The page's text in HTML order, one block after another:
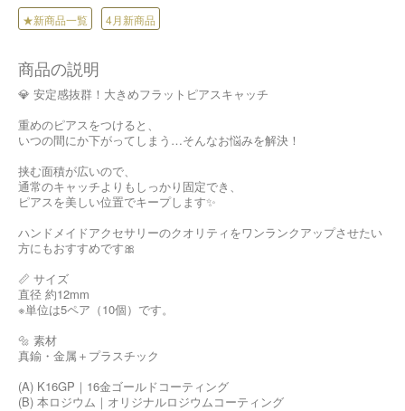
★新商品一覧 4月新商品
商品の説明
💎 安定感抜群！大きめフラットピアスキャッチ
重めのピアスをつけると、
いつの間にか下がってしまう…そんなお悩みを解決！
挟む面積が広いので、
通常のキャッチよりもしっかり固定でき、
ピアスを美しい位置でキープします✨
ハンドメイドアクセサリーのクオリティをワンランクアップさせたい
方にもおすすめです🎀
📏 サイズ
直径 約12mm
※単位は5ペア（10個）です。
🔩 素材
真鍮・金属＋プラスチック
(A) K16GP｜16金ゴールドコーティング
(B) 本ロジウム｜オリジナルロジウムコーティング